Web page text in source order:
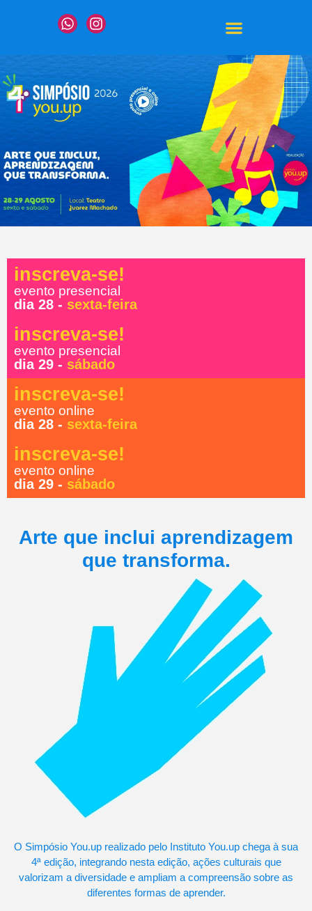
inscreva-se!
evento presencial
dia 28 - sexta-feira
inscreva-se!
evento presencial
dia 29 - sábado
inscreva-se!
evento online
dia 28 - sexta-feira
inscreva-se!
evento online
dia 29 - sábado
Arte que inclui aprendizagem
que transforma.
O Simpósio You.up realizado pelo Instituto You.up chega à sua
4ª edição, integrando nesta edição, ações culturais que
valorizam a diversidade e ampliam a compreensão sobre as
diferentes formas de aprender.